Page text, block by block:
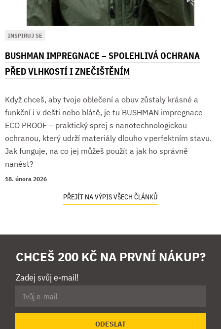
INSPIRUJ SE
BUSHMAN IMPREGNACE – SPOLEHLIVÁ OCHRANA
PŘED VLHKOSTÍ I ZNEČIŠTĚNÍM
Když chceš, aby tvoje oblečení a obuv zůstaly krásné a
funkční i v dešti nebo blátě, je tu BUSHMAN impregnace
ECO PROOF – praktický sprej s nanotechnologickou
ochranou, který udrží materiály dlouho v perfektním stavu.
Jak funguje, na co jej můžeš použít a jak ho správně
nanést?
18. února 2026
PŘEJÍT NA VÝPIS VŠECH ČLÁNKŮ
CHCEŠ 200 KČ NA PRVNÍ NÁKUP?
Zadej svůj e-mail!
ODESLAT